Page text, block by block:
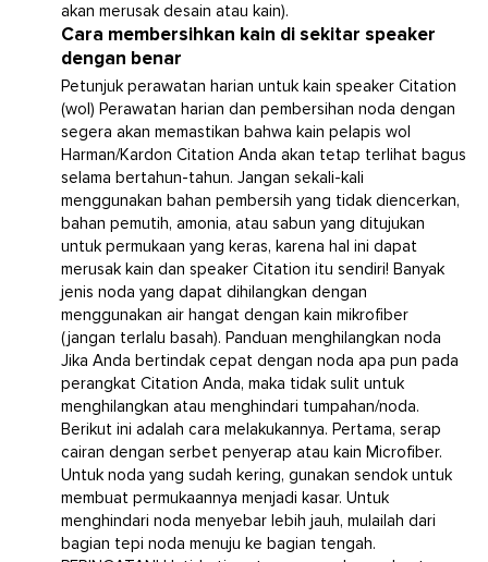
akan merusak desain atau kain).
Cara membersihkan kain di sekitar speaker
dengan benar
Petunjuk perawatan harian untuk kain speaker Citation
(wol) Perawatan harian dan pembersihan noda dengan
segera akan memastikan bahwa kain pelapis wol
Harman/Kardon Citation Anda akan tetap terlihat bagus
selama bertahun-tahun. Jangan sekali-kali
menggunakan bahan pembersih yang tidak diencerkan,
bahan pemutih, amonia, atau sabun yang ditujukan
untuk permukaan yang keras, karena hal ini dapat
merusak kain dan speaker Citation itu sendiri! Banyak
jenis noda yang dapat dihilangkan dengan
menggunakan air hangat dengan kain mikrofiber
(jangan terlalu basah). Panduan menghilangkan noda
Jika Anda bertindak cepat dengan noda apa pun pada
perangkat Citation Anda, maka tidak sulit untuk
menghilangkan atau menghindari tumpahan/noda.
Berikut ini adalah cara melakukannya. Pertama, serap
cairan dengan serbet penyerap atau kain Microfiber.
Untuk noda yang sudah kering, gunakan sendok untuk
membuat permukaannya menjadi kasar. Untuk
menghindari noda menyebar lebih jauh, mulailah dari
bagian tepi noda menuju ke bagian tengah.